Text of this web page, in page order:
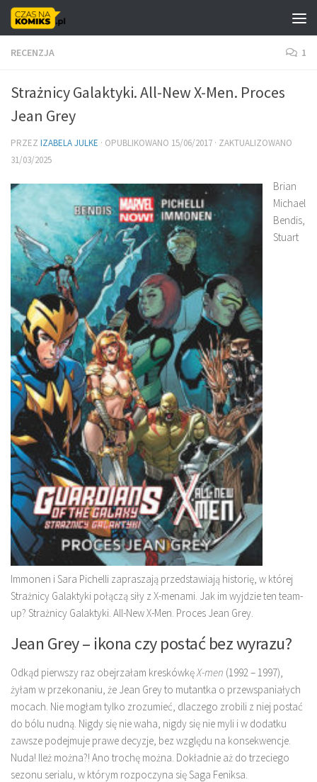
Skip to content
RECENZJA 1
Strażnicy Galaktyki. All-New X-Men. Proces
Jean Grey
PRZEZ IZABELA JULKE · OPUBLIKOWANO 15/06/2017 · ZAKTUALIZOWANO
31/03/2025
Brian
Michael
Bendis,
Stuart
Immonen i Sara Pichelli zapraszają przedstawiają historię, w której
Strażnicy Galaktyki połączą siły z X-menami. Jak im wyjdzie ten team-
up? Strażnicy Galaktyki. All-New X-Men. Proces Jean Grey.
Jean Grey – ikona czy postać bez wyrazu?
Odkąd pierwszy raz obejrzałam kreskówkęX-men (1992 – 1997),
żyłam w przekonaniu, że Jean Grey to mutantka o przewspaniałych
mocach. Nie mogłam tylko zrozumieć, dlaczego zrobili z niej postać
do bólu nudną. Nigdy się nie waha, nigdy się nie myli i w dodatku
zawsze podejmuje prawe decyzje, bez względu na konsekwencje.
Nuda! Ileż można?! Ano trochę można. Dokładnie aż do trzeciego
sezonu serialu, w którym rozpoczyna się Saga Feniksa.